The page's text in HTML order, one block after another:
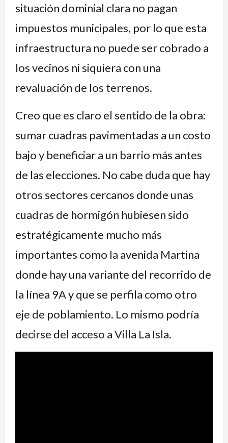
situación dominial clara no pagan
impuestos municipales, por lo que esta
infraestructura no puede ser cobrado a
los vecinos ni siquiera con una
revaluación de los terrenos.
Creo que es claro el sentido de la obra:
sumar cuadras pavimentadas a un costo
bajo y beneficiar a un barrio más antes
de las elecciones. No cabe duda que hay
otros sectores cercanos donde unas
cuadras de hormigón hubiesen sido
estratégicamente mucho más
importantes como la avenida Martina
donde hay una variante del recorrido de
la línea 9A y que se perfila como otro
eje de poblamiento. Lo mismo podría
decirse del acceso a Villa La Isla.